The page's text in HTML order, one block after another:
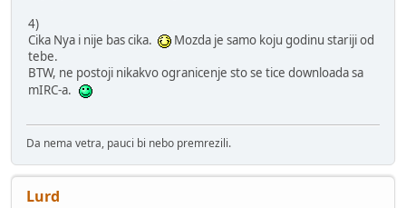
4)
Cika Nya i nije bas cika.
Mozda je samo koju godinu stariji od
tebe.
BTW, ne postoji nikakvo ogranicenje sto se tice downloada sa
mIRC-a.
Da nema vetra, pauci bi nebo premrezili.
Lurd